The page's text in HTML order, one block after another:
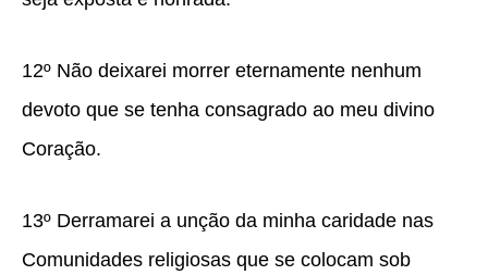
12º Não deixarei morrer eternamente nenhum
devoto que se tenha consagrado ao meu divino
Coração.
13º Derramarei a unção da minha caridade nas
Comunidades religiosas que se colocam sob